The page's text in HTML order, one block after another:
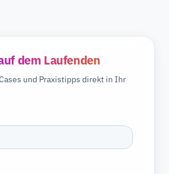
dem Laufenden
und Praxistipps direkt in Ihr